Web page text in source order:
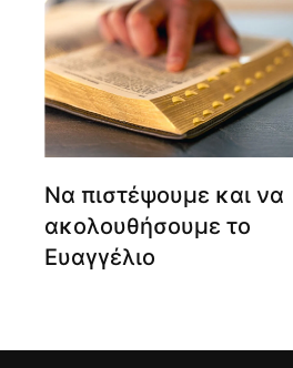
Να πιστέψουμε και να
ακολουθήσουμε το
Ευαγγέλιο